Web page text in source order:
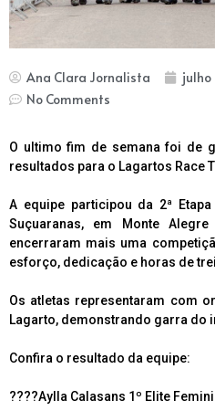
Ana Clara Jornalista julho
No Comments
O ultimo fim de semana foi de
resultados para o Lagartos Race
A equipe participou da 2ª Etapa
Suçuaranas, em Monte
encerraram mais uma
esforço, dedicação e horas de
Os atletas representaram com
Lagarto, demonstrando garra do
Confira o resultado da equipe:
????Aylla Calasans 1º Elite